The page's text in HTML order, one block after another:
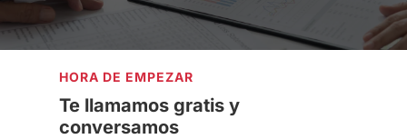
HORA DE EMPEZAR
Te llamamos gratis y
conversamos